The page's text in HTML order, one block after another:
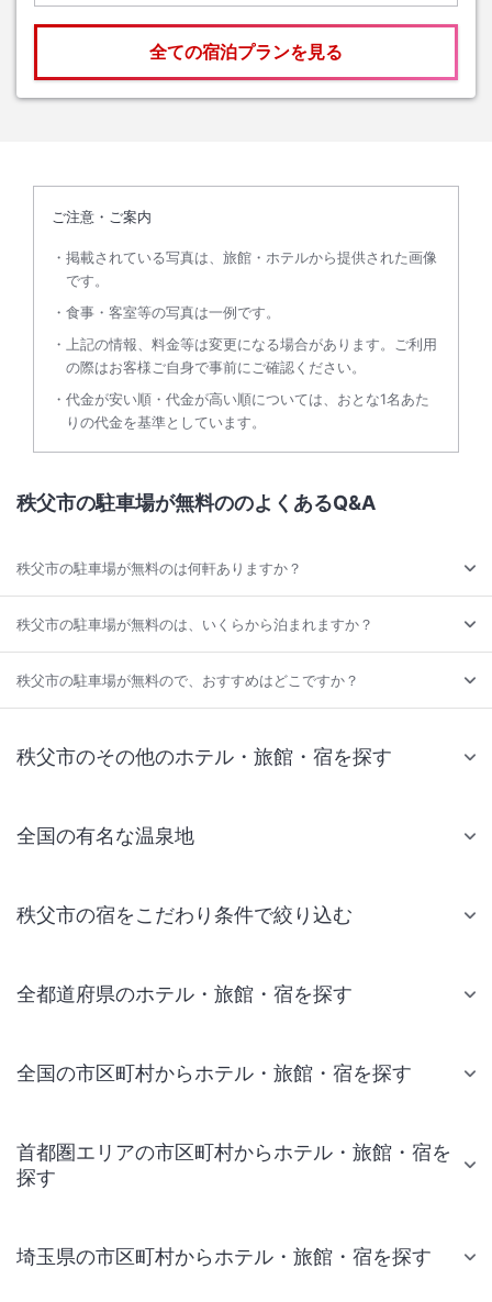
全ての宿泊プランを見る
ご注意・ご案内
掲載されている写真は、旅館・ホテルから提供された画像
です。
食事・客室等の写真は一例です。
上記の情報、料金等は変更になる場合があります。ご利用
の際はお客様ご自身で事前にご確認ください。
代金が安い順・代金が高い順については、おとな1名あた
りの代金を基準としています。
秩父市の駐車場が無料ののよくあるQ&A
秩父市の駐車場が無料のは何軒ありますか？
秩父市の駐車場が無料のは、いくらから泊まれますか？
秩父市の駐車場が無料ので、おすすめはどこですか？
秩父市のその他のホテル・旅館・宿を探す
全国の有名な温泉地
秩父市の宿をこだわり条件で絞り込む
全都道府県のホテル・旅館・宿を探す
全国の市区町村からホテル・旅館・宿を探す
首都圏エリアの市区町村からホテル・旅館・宿を
探す
埼玉県の市区町村からホテル・旅館・宿を探す